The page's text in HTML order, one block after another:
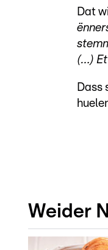
Dat
(…) Et
Dass
Weider